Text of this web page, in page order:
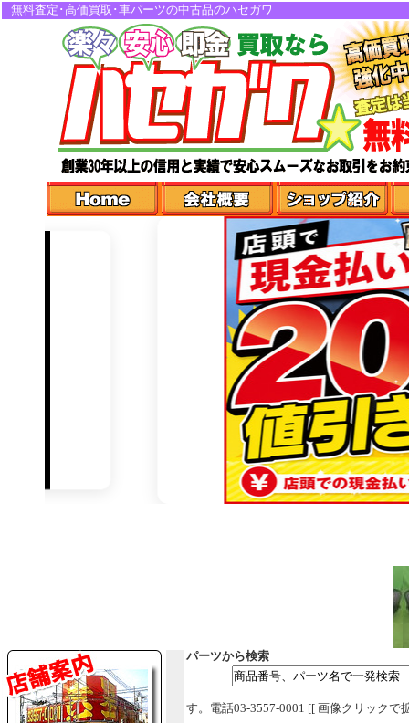
無料査定･高価買取･車パーツの中古品のハセガワ
パーツから検索
す。電話03-3557-0001 [[ 画像クリックで